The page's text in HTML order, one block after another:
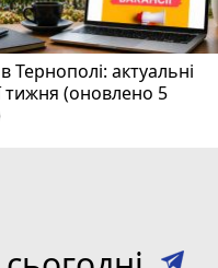
Тернополі: актуальні
тижня (оновлено 5